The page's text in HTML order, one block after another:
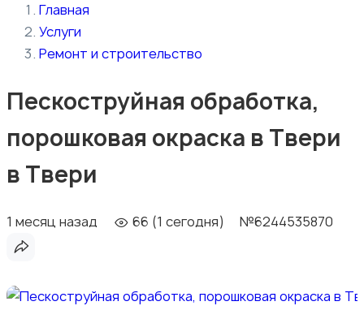
Главная
Услуги
Ремонт и строительство
Пескоструйная обработка,
порошковая окраска в Твери
в Твери
1 месяц назад 66 (1 сегодня) №6244535870